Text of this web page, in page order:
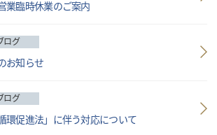
業臨時休業のご案内
ログ
お知らせ
ログ
環促進法」に伴う対応について